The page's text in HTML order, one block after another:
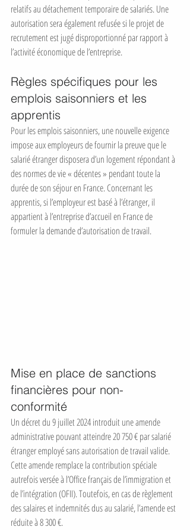
relatifs au détachement temporaire de salariés. Une
autorisation sera également refusée si le projet de
recrutement est jugé disproportionné par rapport à
l’activité économique de l’entreprise.
Règles spécifiques pour les
emplois saisonniers et les
apprentis
Pour les emplois saisonniers, une nouvelle exigence
impose aux employeurs de fournir la preuve que le
salarié étranger disposera d’un logement répondant à
des normes de vie « décentes » pendant toute la
durée de son séjour en France. Concernant les
apprentis, si l’employeur est basé à l’étranger, il
appartient à l’entreprise d’accueil en France de
formuler la demande d’autorisation de travail.
Mise en place de sanctions
financières pour non-
conformité
Un décret du 9 juillet 2024 introduit une amende
administrative pouvant atteindre 20 750 € par salarié
étranger employé sans autorisation de travail valide.
Cette amende remplace la contribution spéciale
autrefois versée à l’Office français de l’immigration et
de l’intégration (OFII). Toutefois, en cas de règlement
des salaires et indemnités dus au salarié, l’amende est
réduite à 8 300 €.